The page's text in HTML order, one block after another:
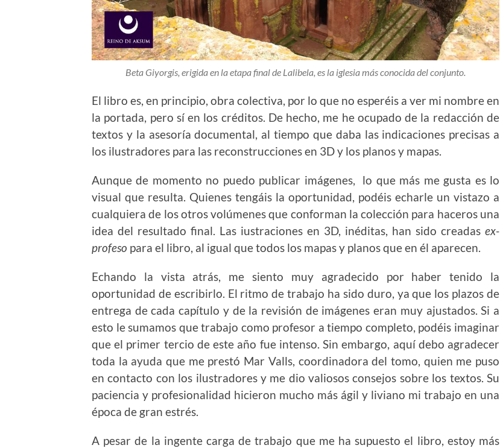
Beta Giyorgis, erigida en la etapa final de Lalibela, es la iglesia más conocida del conjunto.
El libro es, en principio, obra colectiva, por lo que no esperéis a ver mi nombre en
la portada, pero sí en los créditos. De hecho, me he ocupado de la redacción de
textos y la asesoría documental, al tiempo que daba las indicaciones precisas a
los ilustradores para las reconstrucciones en 3D y los planos y mapas.
Aunque de momento no puedo publicar imágenes, lo que más me gusta es lo
visual que resulta. Quienes tengáis la oportunidad, podéis echarle un vistazo a
cualquiera de los otros volúmenes que conforman la colección para haceros una
idea del resultado final. Las iustraciones en 3D, inéditas, han sido creadas ex-
profeso para el libro, al igual que todos los mapas y planos que en él aparecen.
Echando la vista atrás, me siento muy agradecido por haber tenido la
oportunidad de escribirlo. El ritmo de trabajo ha sido duro, ya que los plazos de
entrega de cada capítulo y de la revisión de imágenes eran muy ajustados. Si a
esto le sumamos que trabajo como profesor a tiempo completo, podéis imaginar
que el primer tercio de este año fue intenso. Sin embargo, aquí debo agradecer
toda la ayuda que me prestó Mar Valls, coordinadora del tomo, quien me puso
en contacto con los ilustradores y me dio valiosos consejos sobre los textos. Su
paciencia y profesionalidad hicieron mucho más ágil y liviano mi trabajo en una
época de gran estrés.
A pesar de la ingente carga de trabajo que me ha supuesto el libro, estoy más